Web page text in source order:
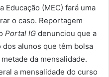
(MEC) fará uma
o caso. Reportagem
Portal IG denunciou que a
alunos que têm bolsa
da mensalidade.
a mensalidade do curso